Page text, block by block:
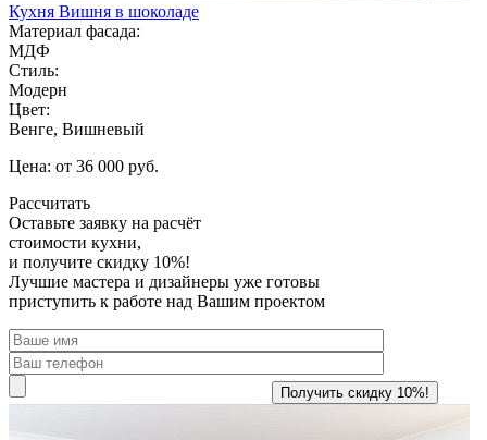
Кухня Вишня в шоколаде
Материал фасада:
МДФ
Стиль:
Модерн
Цвет:
Венге, Вишневый
Цена: от 36 000 руб.
Рассчитать
Оставьте заявку на расчёт
стоимости кухни,
и получите скидку 10%!
Лучшие мастера и дизайнеры уже готовы
приступить к работе над Вашим проектом